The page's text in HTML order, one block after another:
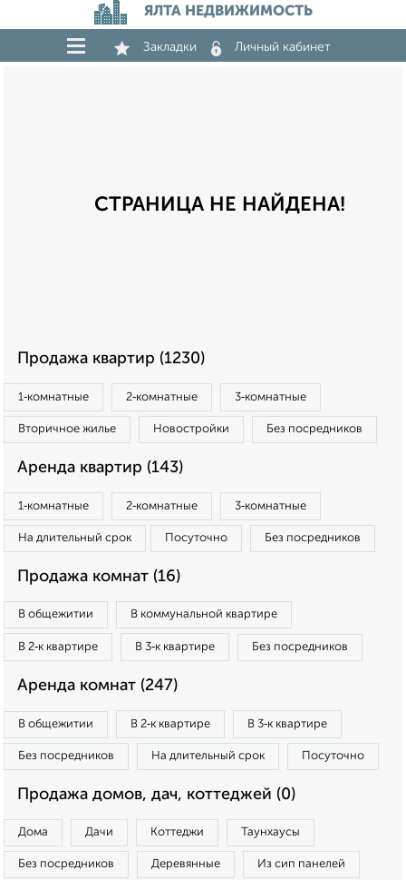
ЯЛТА НЕДВИЖИМОСТЬ
Закладки Личный кабинет
СТРАНИЦА НЕ НАЙДЕНА!
Продажа квартир (1230)
1‑комнатные 2‑комнатные 3‑комнатные
Вторичное жилье Новостройки Без посредников
Аренда квартир (143)
1‑комнатные 2‑комнатные 3‑комнатные
На длительный срок Посуточно Без посредников
Продажа комнат (16)
В общежитии В коммунальной квартире
В 2‑к квартире В 3‑к квартире Без посредников
Аренда комнат (247)
В общежитии В 2‑к квартире В 3‑к квартире
Без посредников На длительный срок Посуточно
Продажа домов, дач, коттеджей (0)
Дома Дачи Коттеджи Таунхаусы
Без посредников Деревянные Из сип панелей